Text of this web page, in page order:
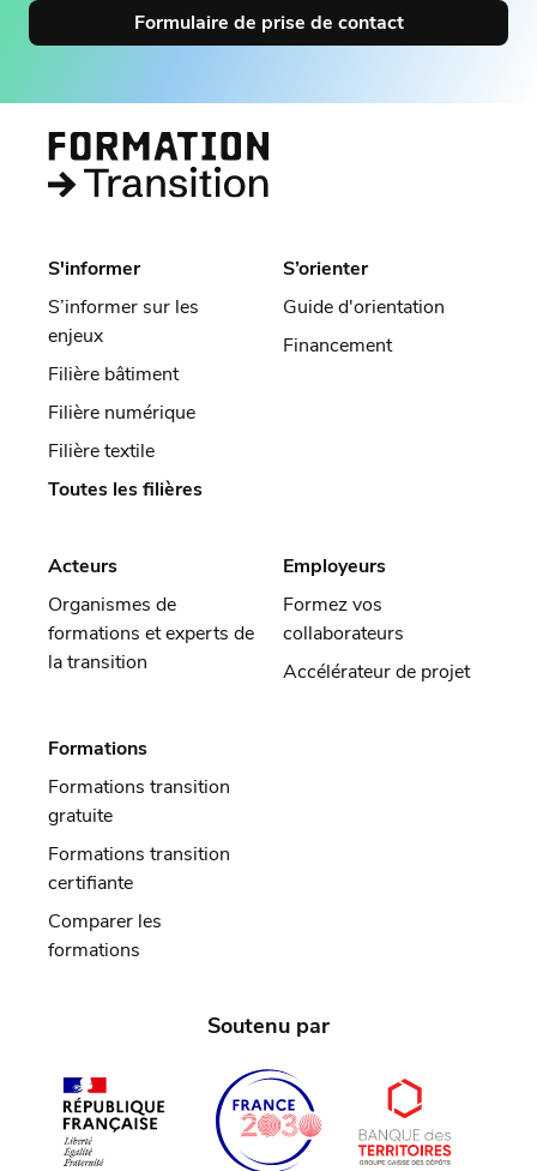
Formulaire de prise de contact
S'informer
S’informer sur les
enjeux
Filière bâtiment
Filière numérique
Filière textile
Toutes les filières
S’orienter
Guide d'orientation
Financement
Acteurs
Organismes de
formations et experts de
la transition
Employeurs
Formez vos
collaborateurs
Accélérateur de projet
Formations
Formations transition
gratuite
Formations transition
certifiante
Comparer les
formations
Soutenu par